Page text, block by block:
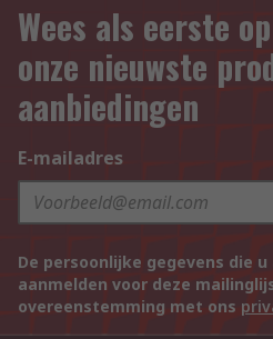
Wees als eerste
onze nieuwste
aanbiedingen
E-mailadres
De persoonlijke gegevens die
aanmelden voor deze
overeenstemming met ons